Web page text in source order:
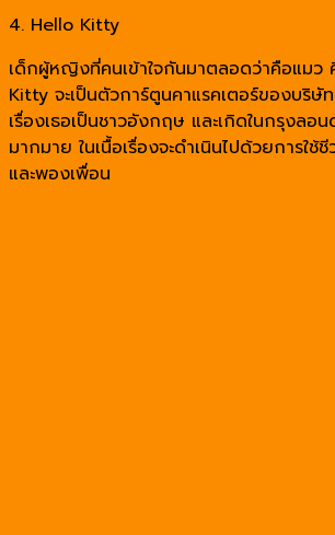
4. Hello Kitty
เด็กผู้หญิงที่คนเข้าใจกันมาตลอดว่าคือแม
Kitty จะเป็นตัวการ์ตูนคาแรคเตอร์ของบริ
เรื่องเธอเป็นชาวอังกฤษ และเกิดในกรุงลอ
มากมาย ในเนื้อเรื่องจะดำเนินไปด้วยการใช้
และพองเพื่อน